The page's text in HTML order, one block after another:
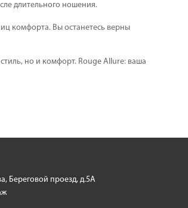
длительного ношения.
комфорта. Вы останетесь верны
но и комфорт. Rouge Allure: ваша
Береговой проезд, д.5А